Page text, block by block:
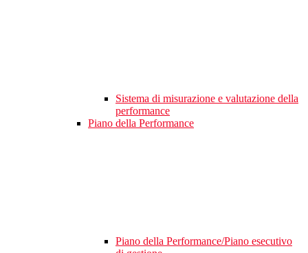
Sistema di misurazione e valutazione della
performance
Piano della Performance
Piano della Performance/Piano esecutivo